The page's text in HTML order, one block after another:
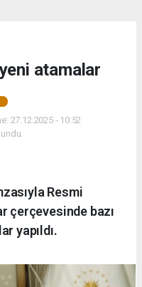
atamalar
27.12.2025 - 10:52
Resmi
çerçevesinde bazı
yapıldı.